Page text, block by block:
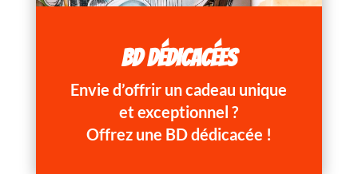
BD DÉDICACÉES
Envie d’offrir un cadeau unique
et exceptionnel ?
Offrez une BD dédicacée !